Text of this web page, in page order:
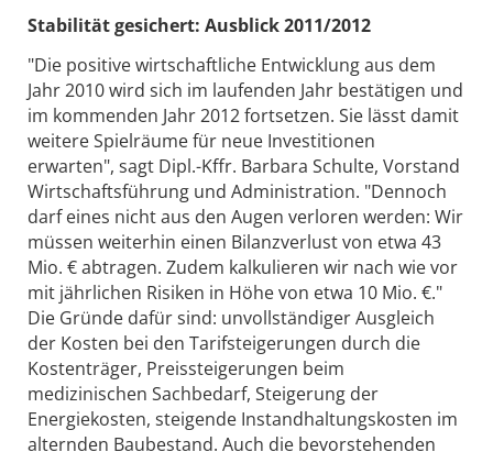
Stabilität gesichert: Ausblick 2011/2012
"Die positive wirtschaftliche Entwicklung aus dem
Jahr 2010 wird sich im laufenden Jahr bestätigen und
im kommenden Jahr 2012 fortsetzen. Sie lässt damit
weitere Spielräume für neue Investitionen
erwarten", sagt Dipl.-Kffr. Barbara Schulte, Vorstand
Wirtschaftsführung und Administration. "Dennoch
darf eines nicht aus den Augen verloren werden: Wir
müssen weiterhin einen Bilanzverlust von etwa 43
Mio. € abtragen. Zudem kalkulieren wir nach wie vor
mit jährlichen Risiken in Höhe von etwa 10 Mio. €."
Die Gründe dafür sind: unvollständiger Ausgleich
der Kosten bei den Tarifsteigerungen durch die
Kostenträger, Preissteigerungen beim
medizinischen Sachbedarf, Steigerung der
Energiekosten, steigende Instandhaltungskosten im
alternden Baubestand. Auch die bevorstehenden